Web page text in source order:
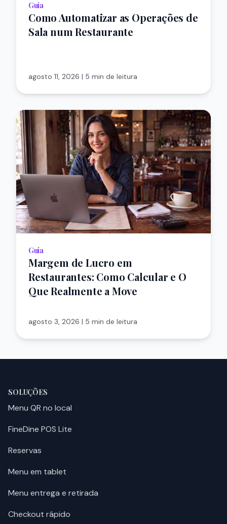
Guia
Como Automatizar as Operações de
Sala num Restaurante
agosto 11, 2026 | 5 min de leitura
Guia
Margem de Lucro em
Restaurantes: Como Calcular e O
Que Realmente a Move
agosto 3, 2026 | 5 min de leitura
SOLUÇÕES
Menu QR no local
FineDine POS Lite
Reservas
Menu em tablet
Menu entrega e retirada
Checkout rápido